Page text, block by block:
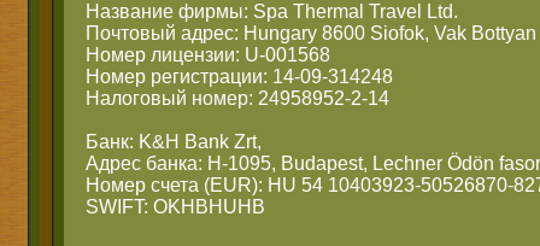
Название фирмы: Spa Thermal Travel Ltd.
Почтовый адрес: Hungary 8600 Siofok, Vak Bottyan
Номер лицензии: U-001568
Номер регистрации: 14-09-314248
Налоговый номер: 24958952-2-14
Банк: K&H Bank Zrt,
Адрес банка: H-1095, Budapest, Lechner Ödön
Номер счета (EUR): HU 54 10403923-50526870-
SWIFT: OKHBHUHB